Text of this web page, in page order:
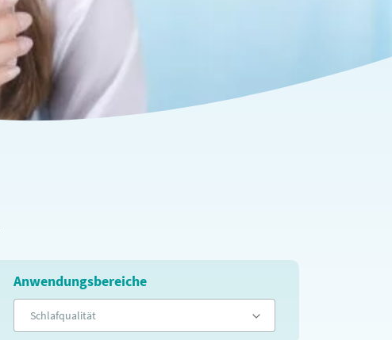
Anwendungsbereiche
Schlafqualität